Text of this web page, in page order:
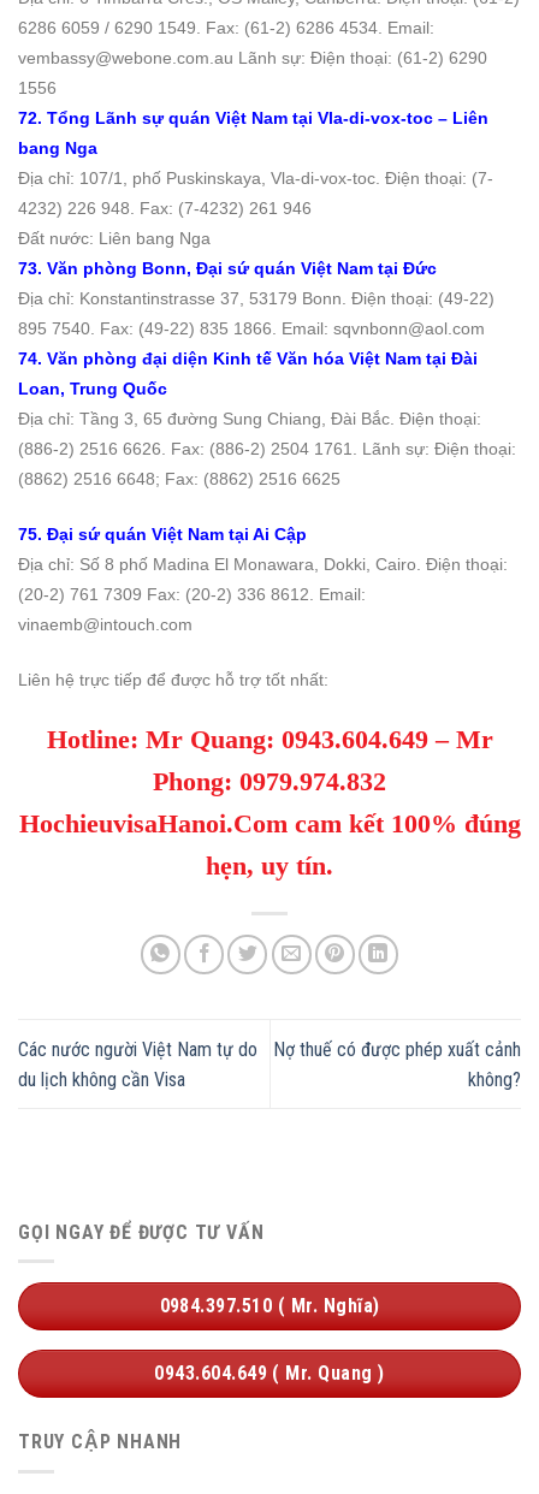
6286 6059 / 6290 1549. Fax: (61-2) 6286 4534. Email:
vembassy@webone.com.au Lãnh sự: Điện thoại: (61-2) 6290
1556
72. Tổng Lãnh sự quán Việt Nam tại Vla-di-vox-toc – Liên
bang Nga
Địa chỉ: 107/1, phố Puskinskaya, Vla-di-vox-toc. Ðiện thoại: (7-
4232) 226 948. Fax: (7-4232) 261 946
Đất nước: Liên bang Nga
73. Văn phòng Bonn, Đại sứ quán Việt Nam tại Đức
Địa chỉ: Konstantinstrasse 37, 53179 Bonn. Ðiện thoại: (49-22)
895 7540. Fax: (49-22) 835 1866. Email: sqvnbonn@aol.com
74. Văn phòng đại diện Kinh tế Văn hóa Việt Nam tại Đài
Loan, Trung Quốc
Địa chỉ: Tầng 3, 65 đường Sung Chiang, Đài Bắc. Ðiện thoại:
(886-2) 2516 6626. Fax: (886-2) 2504 1761. Lãnh sự: Điện thoại:
(8862) 2516 6648; Fax: (8862) 2516 6625
75. Đại sứ quán Việt Nam tại Ai Cập
Địa chỉ: Số 8 phố Madina El Monawara, Dokki, Cairo. Ðiện thoại:
(20-2) 761 7309 Fax: (20-2) 336 8612. Email:
vinaemb@intouch.com
Liên hệ trực tiếp để được hỗ trợ tốt nhất:
Hotline: Mr Quang: 0943.604.649– Mr
Phong: 0979.974.832
HochieuvisaHanoi.Com cam kết 100% đúng
hẹn, uy tín.
Các nước người Việt Nam tự do
du lịch không cần Visa
Nợ thuế có được phép xuất cảnh
không?
GỌI NGAY ĐỂ ĐƯỢC TƯ VẤN
0984.397.510 ( Mr. Nghĩa)
0943.604.649 ( Mr. Quang )
TRUY CẬP NHANH